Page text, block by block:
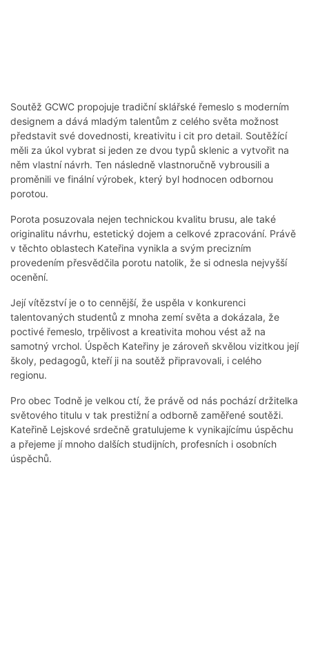
Soutěž GCWC propojuje tradiční sklářské řemeslo s moderním
designem a dává mladým talentům z celého světa možnost
představit své dovednosti, kreativitu i cit pro detail. Soutěžící
měli za úkol vybrat si jeden ze dvou typů sklenic a vytvořit na
něm vlastní návrh. Ten následně vlastnoručně vybrousili a
proměnili ve finální výrobek, který byl hodnocen odbornou
porotou.
Porota posuzovala nejen technickou kvalitu brusu, ale také
originalitu návrhu, estetický dojem a celkové zpracování. Právě
v těchto oblastech Kateřina vynikla a svým precizním
provedením přesvědčila porotu natolik, že si odnesla nejvyšší
ocenění.
Její vítězství je o to cennější, že uspěla v konkurenci
talentovaných studentů z mnoha zemí světa a dokázala, že
poctivé řemeslo, trpělivost a kreativita mohou vést až na
samotný vrchol. Úspěch Kateřiny je zároveň skvělou vizitkou její
školy, pedagogů, kteří ji na soutěž připravovali, i celého
regionu.
Pro obec Todně je velkou ctí, že právě od nás pochází držitelka
světového titulu v tak prestižní a odborně zaměřené soutěži.
Kateřině Lejskové srdečně gratulujeme k vynikajícímu úspěchu
a přejeme jí mnoho dalších studijních, profesních i osobních
úspěchů.